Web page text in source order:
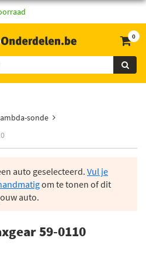
0
sonde
auto geselecteerd. Vul je
om te tonen of dit
auto.
59-0110